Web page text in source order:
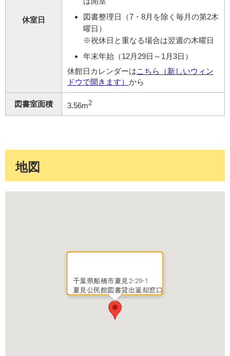
休室日
図書整理日（7・8月を除く毎月の第2木
曜日）
※祝休日と重なる場合は翌週の木曜日
年末年始（12月29日～1月3日）
休館日カレンダーはこちら（新しいウィン
ドウで開きます） から
図書室面積 3.56m2
地図
千葉県船橋市夏見2-29-1
夏見公民館図書貸出返却窓口